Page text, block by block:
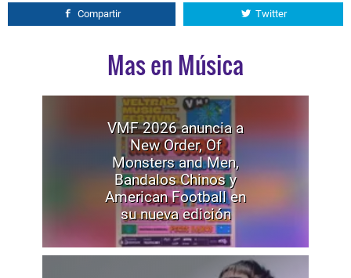
Compartir Twitter
Mas en Música
VMF 2026 anuncia a
New Order, Of
Monsters and Men,
Bandalos Chinos y
American Football en
su nueva edición